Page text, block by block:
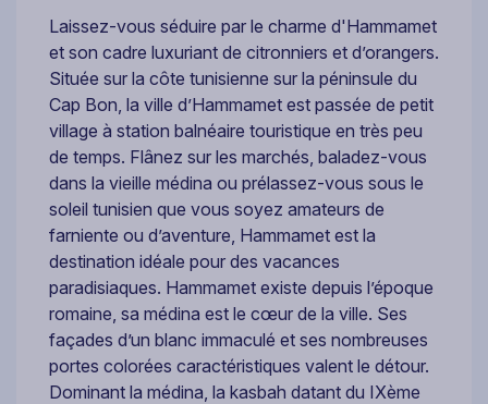
Laissez-vous séduire par le charme d'Hammamet
et son cadre luxuriant de citronniers et d’orangers.
Située sur la côte tunisienne sur la péninsule du
Cap Bon, la ville d’Hammamet est passée de petit
village à station balnéaire touristique en très peu
de temps. Flânez sur les marchés, baladez-vous
dans la vieille médina ou prélassez-vous sous le
soleil tunisien que vous soyez amateurs de
farniente ou d’aventure, Hammamet est la
destination idéale pour des vacances
paradisiaques. Hammamet existe depuis l’époque
romaine, sa médina est le cœur de la ville. Ses
façades d’un blanc immaculé et ses nombreuses
portes colorées caractéristiques valent le détour.
Dominant la médina, la kasbah datant du IXème